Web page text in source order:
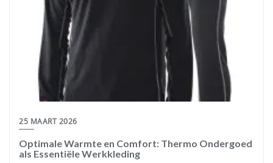
25 MAART 2026
Optimale Warmte en Comfort: Thermo Ondergoed
als Essentiële Werkkleding